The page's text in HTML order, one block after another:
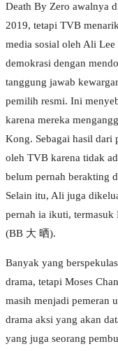
Death By Zero awalnya
2019, tetapi TVB
media sosial oleh Ali
demokrasi dengan
tanggung jawab
pemilih resmi. Ini
karena mereka
Kong. Sebagai hasil dari
oleh TVB karena tidak
belum pernah berakting
Selain itu, Ali juga
pernah ia ikuti,
(BB 大 晒).
Banyak yang
drama, tetapi Moses
masih menjadi pemeran
drama aksi yang akan
yang juga seorang